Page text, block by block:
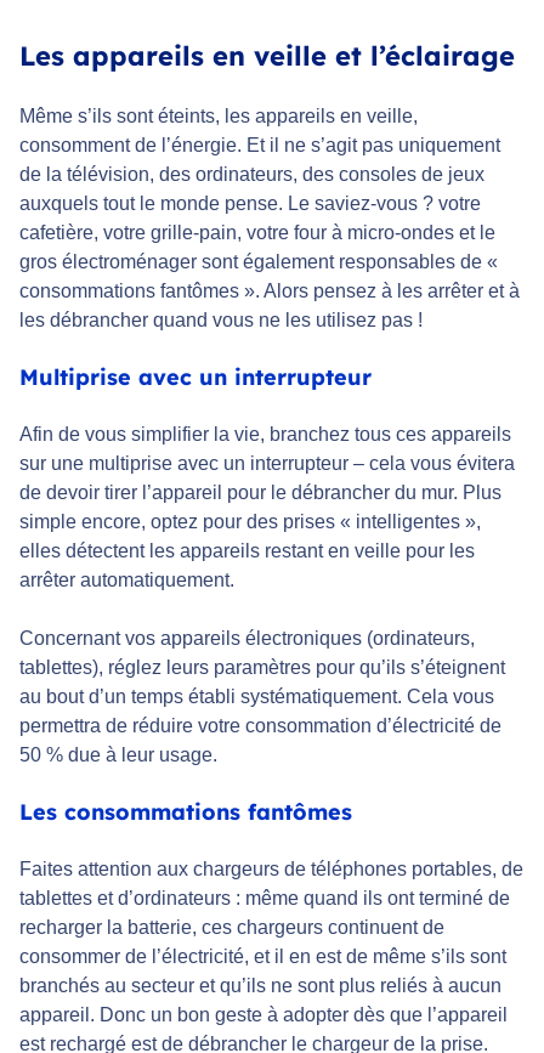
Les appareils en veille et l’éclairage
Même s’ils sont éteints, les appareils en veille,
consomment de l’énergie. Et il ne s’agit pas uniquement
de la télévision, des ordinateurs, des consoles de jeux
auxquels tout le monde pense. Le saviez-vous ? votre
cafetière, votre grille-pain, votre four à micro-ondes et le
gros électroménager sont également responsables de «
consommations fantômes ». Alors pensez à les arrêter et à
les débrancher quand vous ne les utilisez pas !
Multiprise avec un interrupteur
Afin de vous simplifier la vie, branchez tous ces appareils
sur une multiprise avec un interrupteur – cela vous évitera
de devoir tirer l’appareil pour le débrancher du mur. Plus
simple encore, optez pour des prises « intelligentes »,
elles détectent les appareils restant en veille pour les
arrêter automatiquement.
Concernant vos appareils électroniques (ordinateurs,
tablettes), réglez leurs paramètres pour qu’ils s’éteignent
au bout d’un temps établi systématiquement. Cela vous
permettra de réduire votre consommation d’électricité de
50 % due à leur usage.
Les consommations fantômes
Faites attention aux chargeurs de téléphones portables, de
tablettes et d’ordinateurs : même quand ils ont terminé de
recharger la batterie, ces chargeurs continuent de
consommer de l’électricité, et il en est de même s’ils sont
branchés au secteur et qu’ils ne sont plus reliés à aucun
appareil. Donc un bon geste à adopter dès que l’appareil
est rechargé est de débrancher le chargeur de la prise.